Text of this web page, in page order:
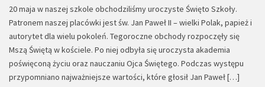
20 maja w naszej szkole obchodziliśmy uroczyste Święto Szkoły.
Patronem naszej placówki jest św. Jan Paweł II – wielki Polak, papież i
autorytet dla wielu pokoleń. Tegoroczne obchody rozpoczęły się
Mszą Świętą w kościele. Po niej odbyła się uroczysta akademia
poświęconą życiu oraz nauczaniu Ojca Świętego. Podczas występu
przypomniano najważniejsze wartości, które głosił Jan Paweł […]